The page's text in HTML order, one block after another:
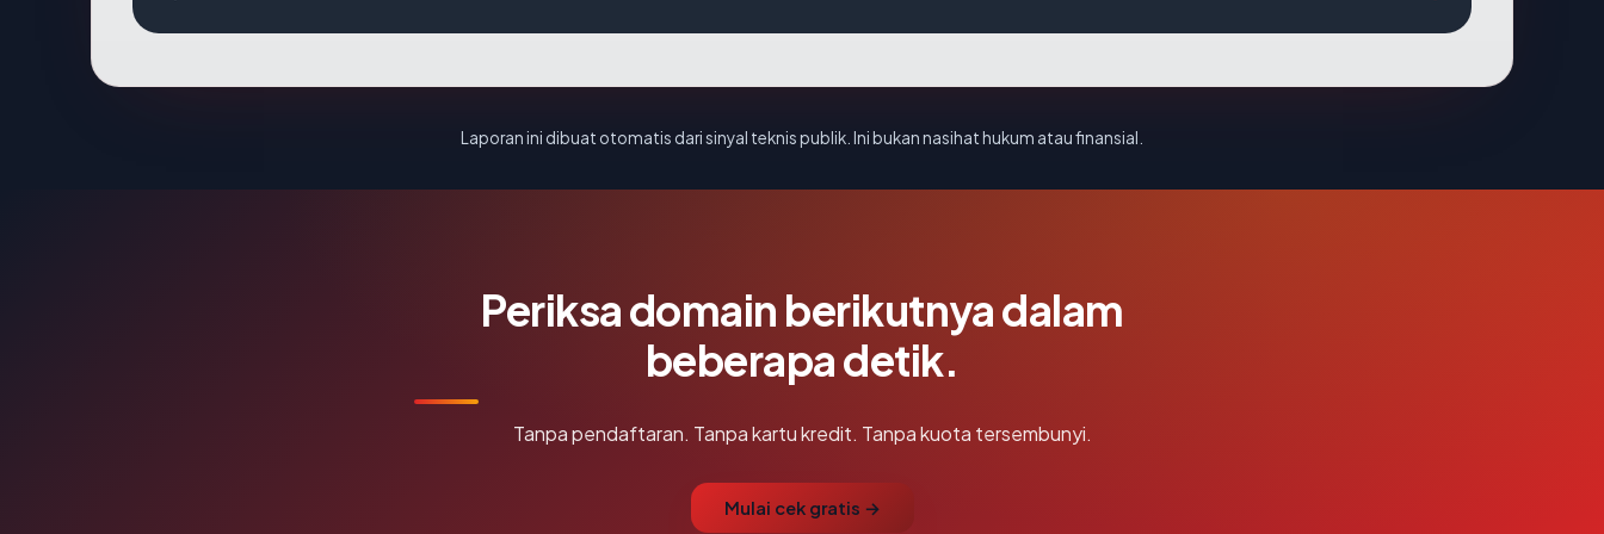
Laporan ini dibuat otomatis dari sinyal teknis publik. Ini bukan nasihat hukum atau finansial.
Periksa domain berikutnya dalam
beberapa detik.
Tanpa pendaftaran. Tanpa kartu kredit. Tanpa kuota tersembunyi.
Mulai cek gratis →